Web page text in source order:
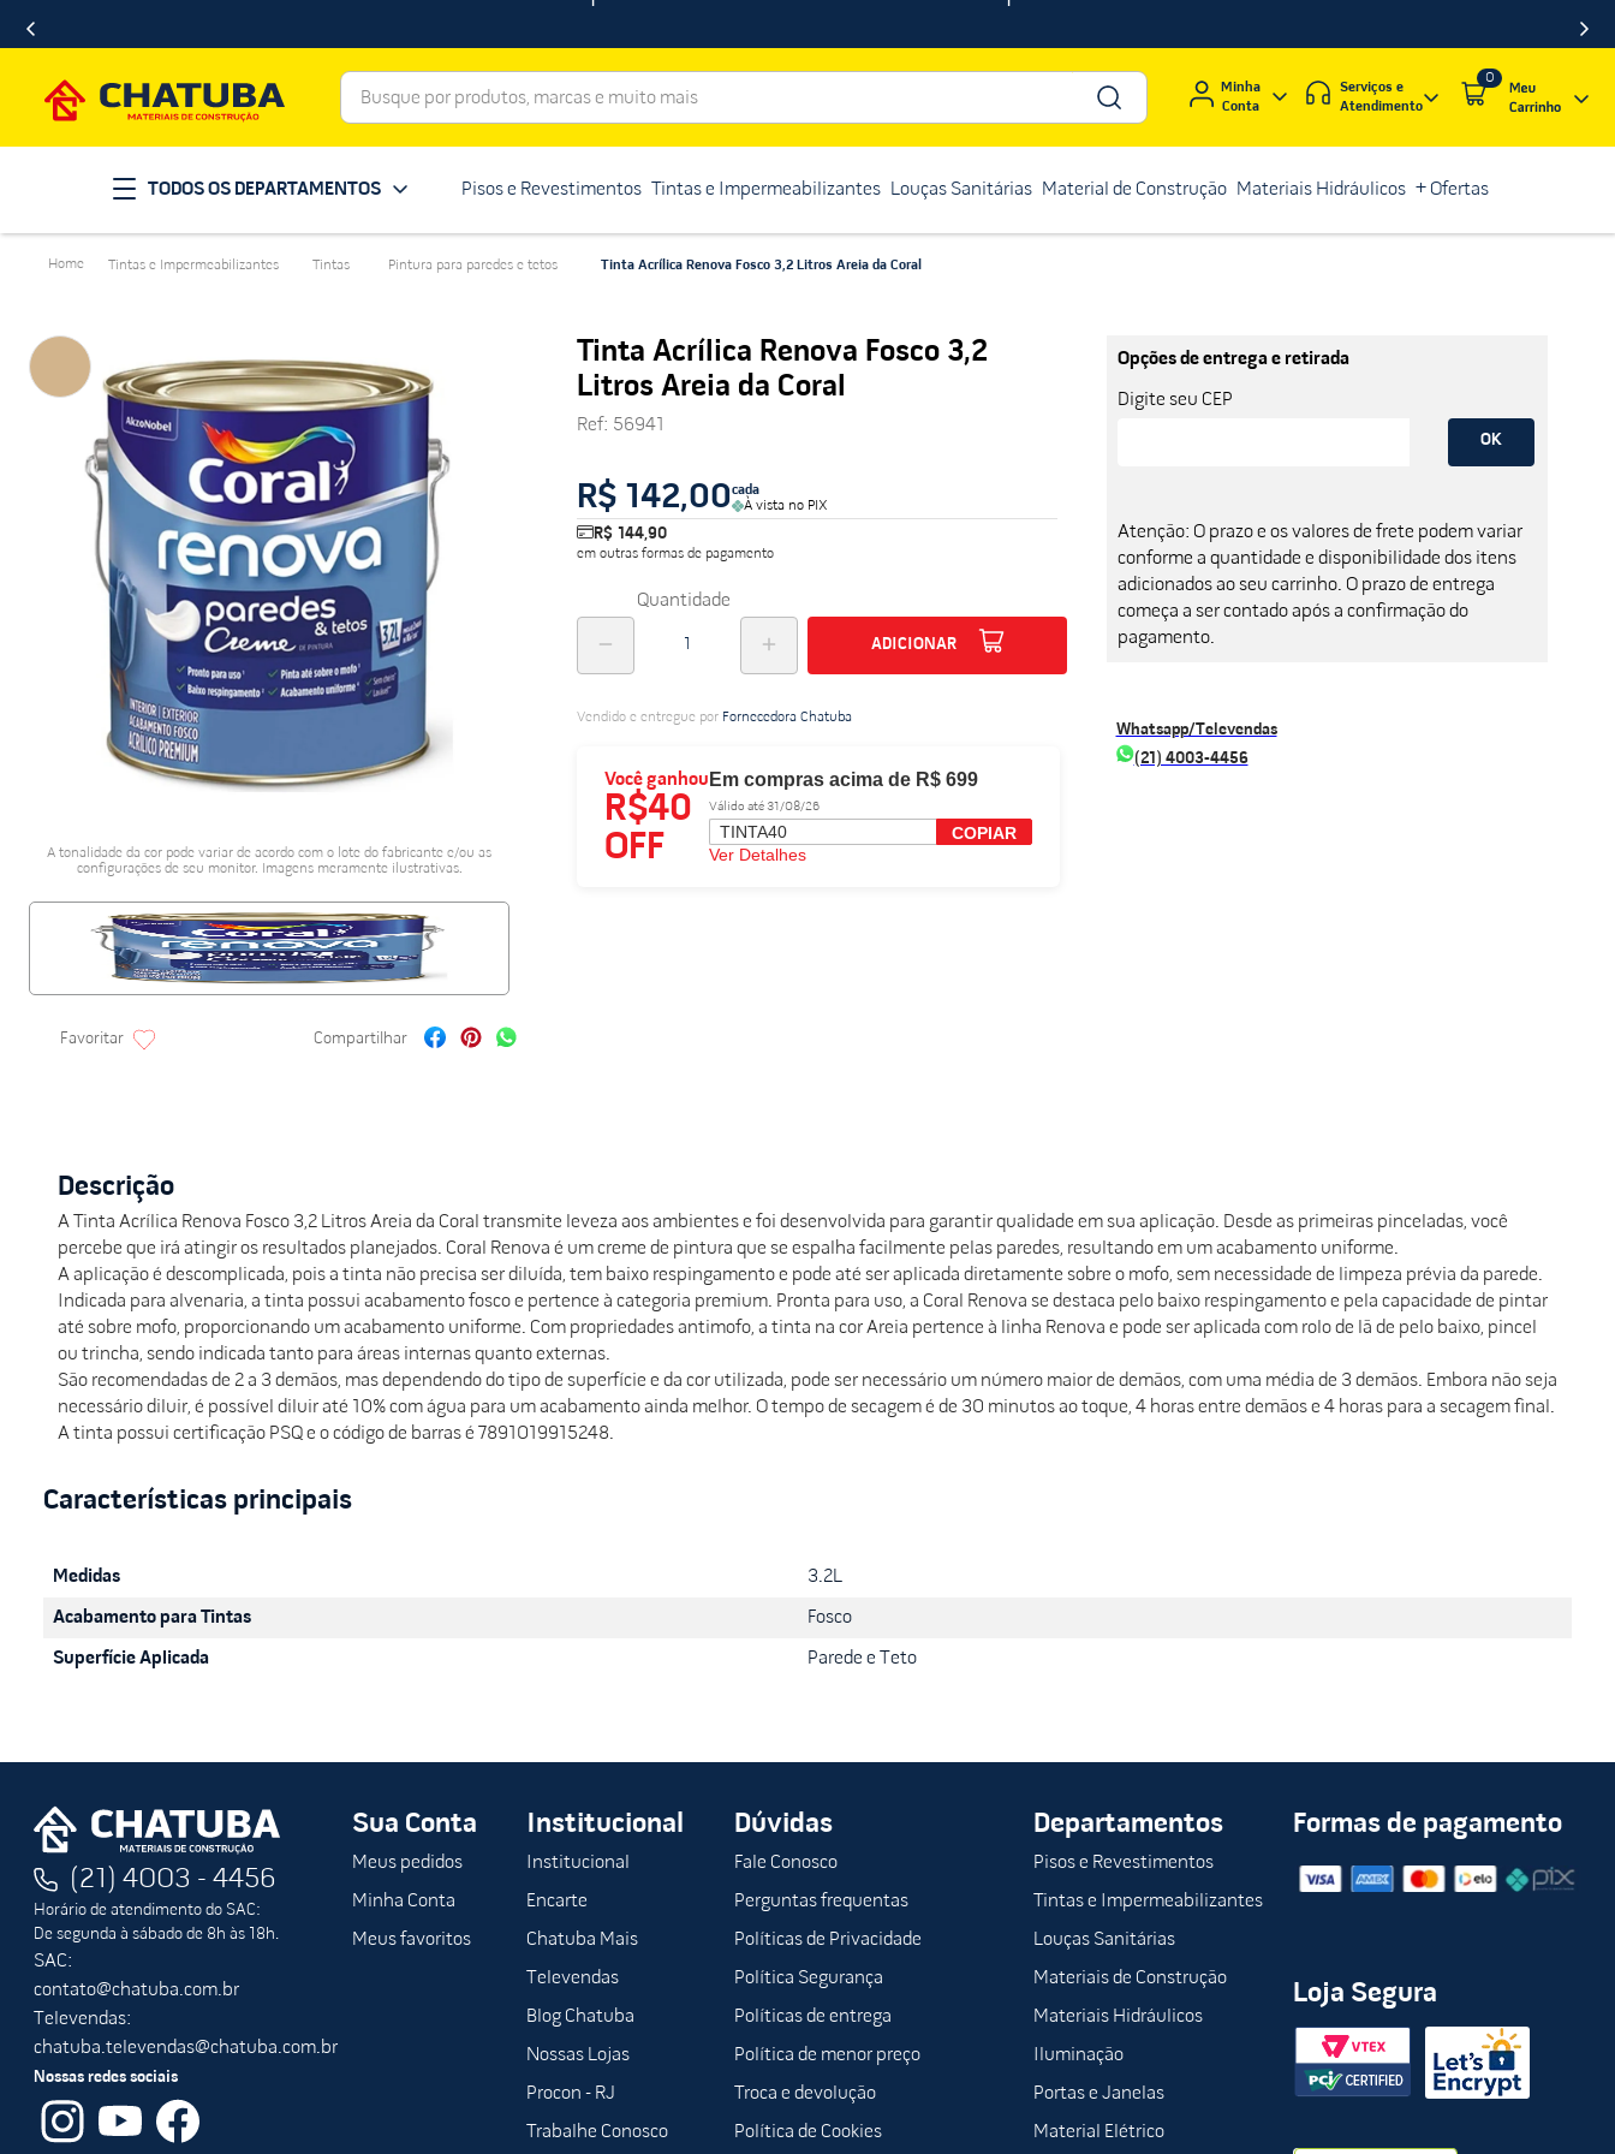
Busque por produtos, marcas e muito mais
Minha
Conta
Serviços e
Atendimento
0
TODOS OS DEPARTAMENTOS Pisos e Revestimentos Tintas e Impermeabilizantes Louças Sanitárias Material de Construção Materiais Hidráulicos + Ofertas
Tintas e Impermeabilizantes Tintas Pintura para paredes e tetos Tinta Acrílica Renova Fosco 3,2 Litros Areia da Coral
A tonalidade da cor pode variar de acordo com o lote do fabricante e/ou as
configurações de seu monitor. Imagens meramente ilustrativas.
Tinta Acrílica Renova Fosco 3,2
Litros Areia da Coral
Ref: 56941
R$ 142,00cada
À vista no PIX
R$ 144,90
em outras formas de pagamento
Quantidade
ADICIONAR
Vendido e entregue por Fornecedora Chatuba
Você ganhou
R$40
OFF
Em compras acima de R$ 699
Válido até 31/08/26
TINTA40
COPIAR
Ver Detalhes
Opções de entrega e retirada
Digite seu CEP
OK
Atenção: O prazo e os valores de frete podem variar
conforme a quantidade e disponibilidade dos itens
adicionados ao seu carrinho. O prazo de entrega
começa a ser contado após a confirmação do
pagamento.
Whatsapp/Televendas
(21) 4003-4456
Descrição
A Tinta Acrílica Renova Fosco 3,2 Litros Areia da Coral transmite leveza aos ambientes e foi desenvolvida para garantir qualidade em sua aplicação. Desde as primeiras pinceladas, você
percebe que irá atingir os resultados planejados. Coral Renova é um creme de pintura que se espalha facilmente pelas paredes, resultando em um acabamento uniforme.
A aplicação é descomplicada, pois a tinta não precisa ser diluída, tem baixo respingamento e pode até ser aplicada diretamente sobre o mofo, sem necessidade de limpeza prévia da parede.
Indicada para alvenaria, a tinta possui acabamento fosco e pertence à categoria premium. Pronta para uso, a Coral Renova se destaca pelo baixo respingamento e pela capacidade de pintar
até sobre mofo, proporcionando um acabamento uniforme. Com propriedades antimofo, a tinta na cor Areia pertence à linha Renova e pode ser aplicada com rolo de lã de pelo baixo, pincel
ou trincha, sendo indicada tanto para áreas internas quanto externas.
São recomendadas de 2 a 3 demãos, mas dependendo do tipo de superfície e da cor utilizada, pode ser necessário um número maior de demãos, com uma média de 3 demãos. Embora não seja
necessário diluir, é possível diluir até 10% com água para um acabamento ainda melhor. O tempo de secagem é de 30 minutos ao toque, 4 horas entre demãos e 4 horas para a secagem final.
A tinta possui certificação PSQ e o código de barras é 7891019915248.
Medidas 3.2L
Acabamento para Tintas Fosco
Superfície Aplicada Parede e Teto
(21) 4003 - 4456
Horário de atendimento do SAC:
De segunda à sábado de 8h às 18h.
SAC:
contato@chatuba.com.br
Televendas:
chatuba.televendas@chatuba.com.br
Nossas redes sociais
Sua Conta
Meus pedidos
Minha Conta
Meus favoritos
Institucional
Institucional
Encarte
Chatuba Mais
Televendas
Blog Chatuba
Nossas Lojas
Procon - RJ
Trabalhe Conosco
Dúvidas
Fale Conosco
Perguntas frequentas
Políticas de Privacidade
Política Segurança
Políticas de entrega
Política de menor preço
Troca e devolução
Política de Cookies
Departamentos
Pisos e Revestimentos
Tintas e Impermeabilizantes
Louças Sanitárias
Materiais de Construção
Materiais Hidráulicos
Iluminação
Portas e Janelas
Material Elétrico
Formas de pagamento
Loja Segura
1 º porcelanato
2º telha
revestimento
5º
6º massa corrida
7º chuveiro
8 vaso sanitário
9º telhas
10º porcelanato acetinado